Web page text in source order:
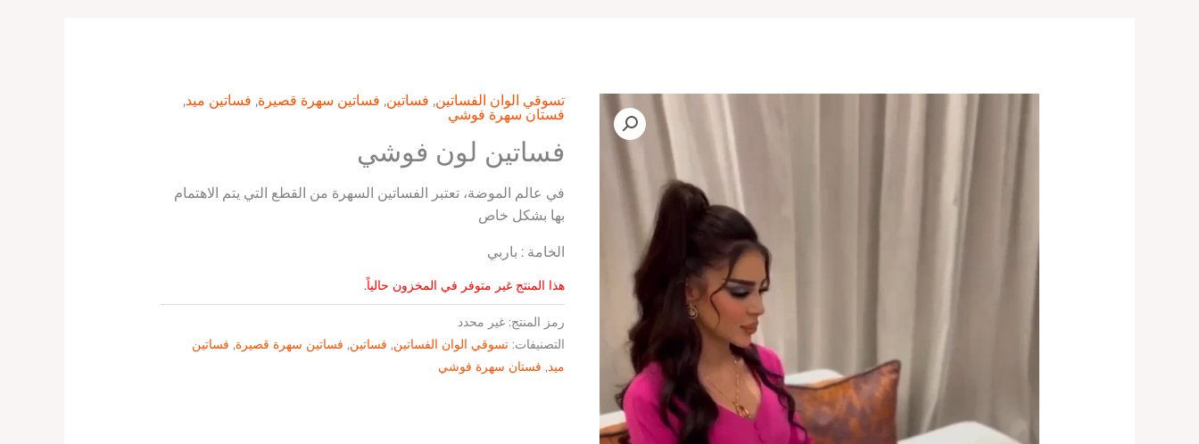
تسوقي الوان الفساتين, فساتين, فساتين سهرة قصيرة, فساتين ميد,
فستان سهرة فوشي
فساتين لون فوشي
في عالم الموضة، تعتبر الفساتين السهرة من القطع التي يتم الاهتمام
بها بشكل خاص
الخامة : باربي
هذا المنتج غير متوفر في المخزون حالياً.
رمز المنتج:غير محدد
التصنيفات:تسوقي الوان الفساتين, فساتين, فساتين سهرة قصيرة, فساتين
ميد, فستان سهرة فوشي